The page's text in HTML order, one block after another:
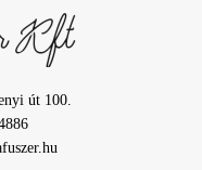
út 100.